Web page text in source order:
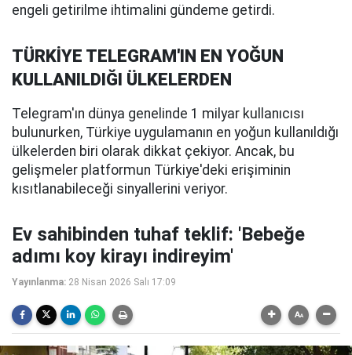
engeli getirilme ihtimalini gündeme getirdi.
TÜRKİYE TELEGRAM'IN EN YOĞUN
KULLANILDIĞI ÜLKELERDEN
Telegram'ın dünya genelinde 1 milyar kullanıcısı
bulunurken, Türkiye uygulamanın en yoğun kullanıldığı
ülkelerden biri olarak dikkat çekiyor. Ancak, bu
gelişmeler platformun Türkiye'deki erişiminin
kısıtlanabileceği sinyallerini veriyor.
Ev sahibinden tuhaf teklif: 'Bebeğe
adımı koy kirayı indireyim'
Yayınlanma: 28 Nisan 2026 Salı 17:09